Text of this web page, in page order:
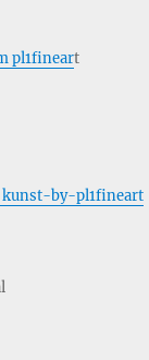
pl1fineart
kunst-by-pl1fineart